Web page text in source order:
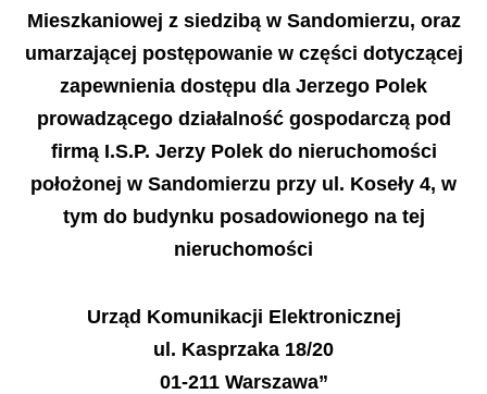
Mieszkaniowej z siedzibą w Sandomierzu, oraz
umarzającej postępowanie w części dotyczącej
zapewnienia dostępu dla Jerzego Polek
prowadzącego działalność gospodarczą pod
firmą I.S.P. Jerzy Polek do nieruchomości
położonej w Sandomierzu przy ul. Koseły 4, w
tym do budynku posadowionego na tej
nieruchomości
Urząd Komunikacji Elektronicznej
ul. Kasprzaka 18/20
01-211 Warszawa”